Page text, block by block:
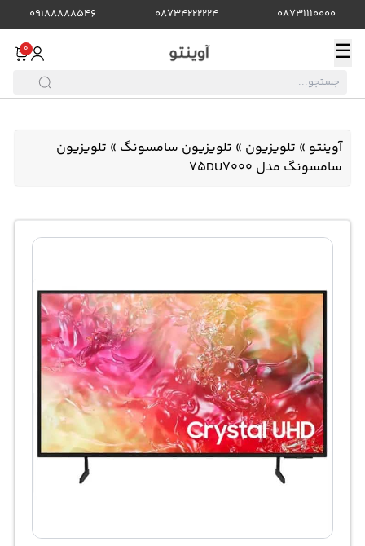
08731110000
08734222224
09188888546
☰
0
آوینتو » تلویزیون » تلویزیون سامسونگ » تلویزیون
سامسونگ مدل 75DU7000